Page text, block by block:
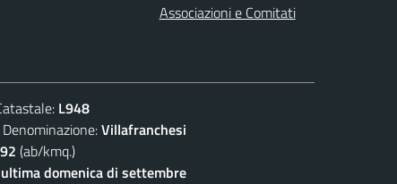
Associazioni e Comitati
L948
Villafranchesi
92 (ab/kmq.)
domenica di settembre